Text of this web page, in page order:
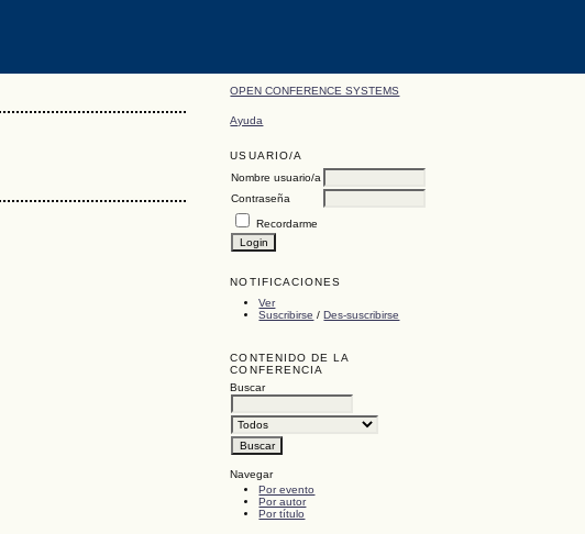
OPEN CONFERENCE SYSTEMS
Ayuda
USUARIO/A
Nombre usuario/a
Contraseña
Recordarme
NOTIFICACIONES
Ver
Suscribirse /Des-suscribirse
CONTENIDO DE LA
CONFERENCIA
Buscar
Navegar
Por evento
Por autor
Por título